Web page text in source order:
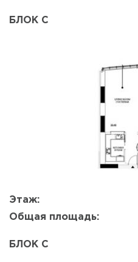
БЛОК C
Этаж:
Общая площадь:
Да, удалить
БЛОК C